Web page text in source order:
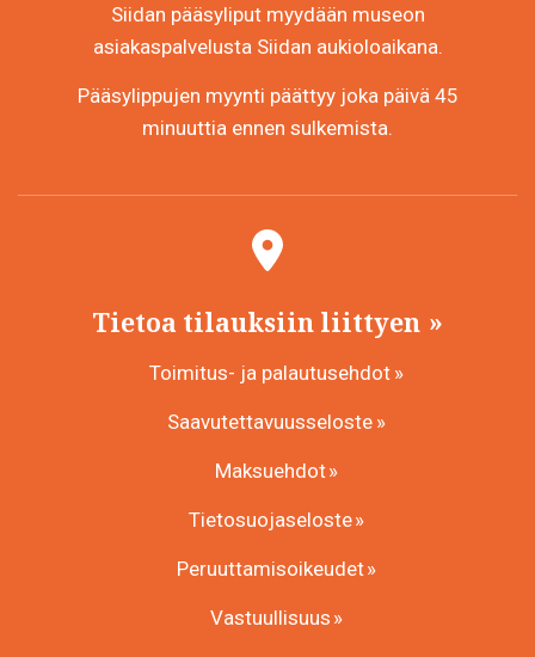
Siidan pääsyliput myydään museon
asiakaspalvelusta Siidan aukioloaikana.
Pääsylippujen myynti päättyy joka päivä 45
minuuttia ennen sulkemista.
Tietoa tilauksiin liittyen
Toimitus- ja palautusehdot
Saavutettavuusseloste
Maksuehdot
Tietosuojaseloste
Peruuttamisoikeudet
Vastuullisuus